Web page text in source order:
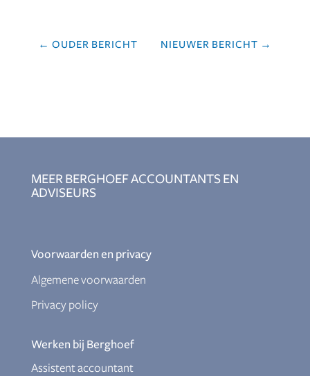
← OUDER BERICHT NIEUWER BERICHT →
MEER BERGHOEF ACCOUNTANTS EN
ADVISEURS
Voorwaarden en privacy
Algemene voorwaarden
Privacy policy
Werken bij Berghoef
Assistent accountant